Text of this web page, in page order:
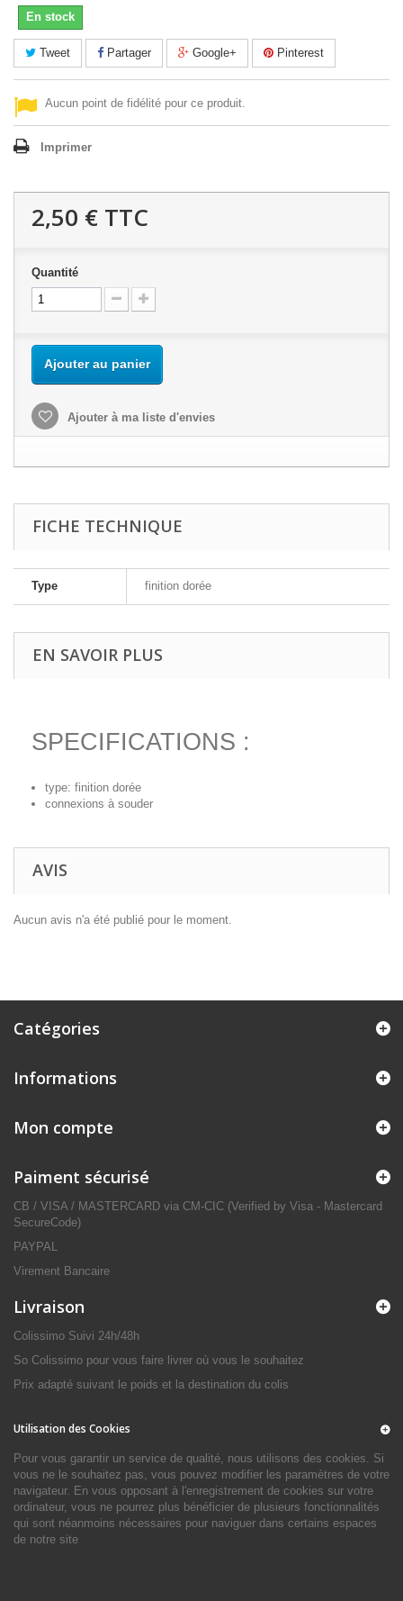
En stock
Tweet Partager Google+ Pinterest
Aucun point de fidélité pour ce produit.
Imprimer
2,50 € TTC
Quantité
Ajouter au panier
Ajouter à ma liste d'envies
FICHE TECHNIQUE
Type finition dorée
EN SAVOIR PLUS
SPECIFICATIONS :
type: finition dorée
connexions à souder
AVIS
Aucun avis n'a été publié pour le moment.
Catégories
Informations
Mon compte
Paiment sécurisé
CB / VISA / MASTERCARD via CM-CIC (Verified by Visa - Mastercard
SecureCode)
PAYPAL
Virement Bancaire
Livraison
Colissimo Suivi 24h/48h
So Colissimo pour vous faire livrer où vous le souhaitez
Prix adapté suivant le poids et la destination du colis
Utilisation des Cookies
Pour vous garantir un service de qualité, nous utilisons des cookies. Si
vous ne le souhaitez pas, vous pouvez modifier les paramètres de votre
navigateur. En vous opposant à l'enregistrement de cookies sur votre
ordinateur, vous ne pourrez plus bénéficier de plusieurs fonctionnalités
qui sont néanmoins nécessaires pour naviguer dans certains espaces
de notre site